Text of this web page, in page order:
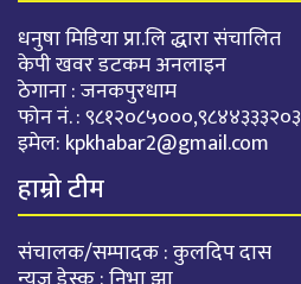
धनुषा मिडिया प्रा.लि द्धारा संचालित
केपी खवर डटकम अनलाइन
ठेगाना : जनकपुरधाम
फोन नं. : ९८१२०८५०००,९८४४३३३२०३
इमेल: kpkhabar2@gmail.com
हाम्रो टीम
संचालक/सम्पादक : कुलदिप दास